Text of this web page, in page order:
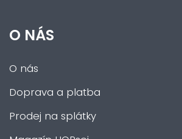
O NÁS
O nás
Doprava a platba
Prodej na splátky